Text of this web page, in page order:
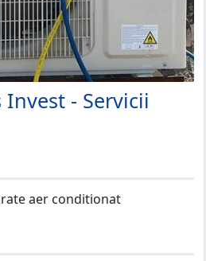
- Servicii
aer conditionat